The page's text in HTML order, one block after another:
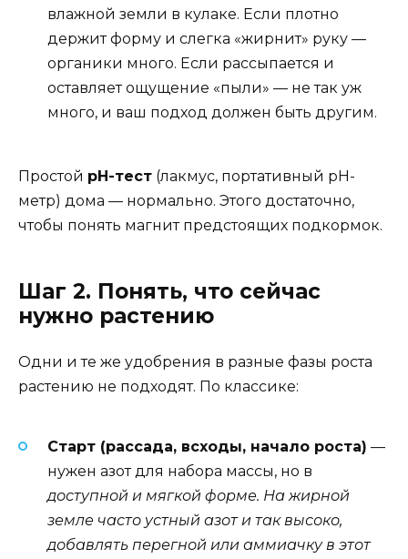
влажной земли в кулаке. Если плотно
держит форму и слегка «жирнит» руку —
органики много. Если рассыпается и
оставляет ощущение «пыли» — не так уж
много, и ваш подход должен быть другим.
Простой pH-тест (лакмус, портативный pH-
метр) дома — нормально. Этого достаточно,
чтобы понять магнит предстоящих подкормок.
Шаг 2. Понять, что сейчас
нужно растению
Одни и те же удобрения в разные фазы роста
растению не подходят. По классике:
Старт (рассада, всходы, начало роста) —
нужен азот для набора массы, но в
доступной и мягкой форме. На жирной
земле часто устный азот и так высоко,
добавлять перегной или аммиачку в этот